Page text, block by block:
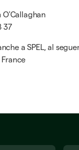
37
a SPEL, al
France